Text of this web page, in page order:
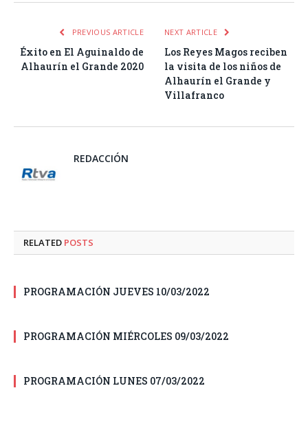
PREVIOUS ARTICLE
Éxito en El Aguinaldo de
Alhaurín el Grande 2020
NEXT ARTICLE
Los Reyes Magos reciben
la visita de los niños de
Alhaurín el Grande y
Villafranco
REDACCIÓN
RELATED POSTS
PROGRAMACIÓN JUEVES 10/03/2022
PROGRAMACIÓN MIÉRCOLES 09/03/2022
PROGRAMACIÓN LUNES 07/03/2022